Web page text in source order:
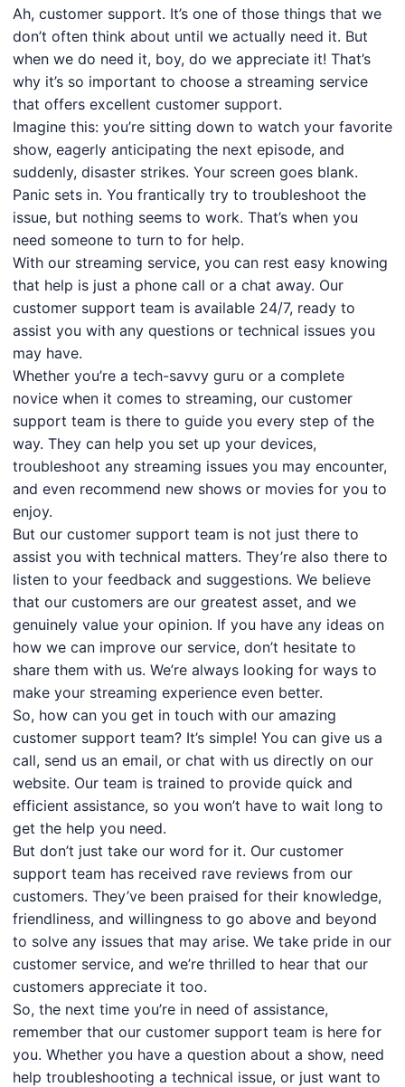
Ah, customer support. It’s one of those things that we
don’t often think about until we actually need it. But
when we do need it, boy, do we appreciate it! That’s
why it’s so important to choose a streaming service
that offers excellent customer support.
Imagine this: you’re sitting down to watch your favorite
show, eagerly anticipating the next episode, and
suddenly, disaster strikes. Your screen goes blank.
Panic sets in. You frantically try to troubleshoot the
issue, but nothing seems to work. That’s when you
need someone to turn to for help.
With our streaming service, you can rest easy knowing
that help is just a phone call or a chat away. Our
customer support team is available 24/7, ready to
assist you with any questions or technical issues you
may have.
Whether you’re a tech-savvy guru or a complete
novice when it comes to streaming, our customer
support team is there to guide you every step of the
way. They can help you set up your devices,
troubleshoot any streaming issues you may encounter,
and even recommend new shows or movies for you to
enjoy.
But our customer support team is not just there to
assist you with technical matters. They’re also there to
listen to your feedback and suggestions. We believe
that our customers are our greatest asset, and we
genuinely value your opinion. If you have any ideas on
how we can improve our service, don’t hesitate to
share them with us. We’re always looking for ways to
make your streaming experience even better.
So, how can you get in touch with our amazing
customer support team? It’s simple! You can give us a
call, send us an email, or chat with us directly on our
website. Our team is trained to provide quick and
efficient assistance, so you won’t have to wait long to
get the help you need.
But don’t just take our word for it. Our customer
support team has received rave reviews from our
customers. They’ve been praised for their knowledge,
friendliness, and willingness to go above and beyond
to solve any issues that may arise. We take pride in our
customer service, and we’re thrilled to hear that our
customers appreciate it too.
So, the next time you’re in need of assistance,
remember that our customer support team is here for
you. Whether you have a question about a show, need
help troubleshooting a technical issue, or just want to